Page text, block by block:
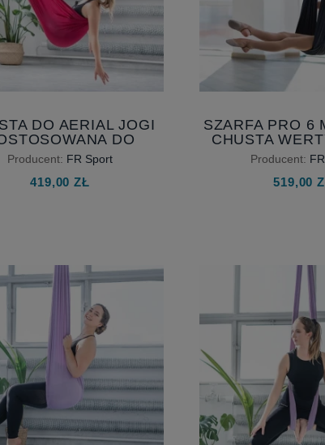
DO AERIAL JOGI
DO
POTRZEB -
HAMAK DO JOGI
DLA CIEBIE
Producent: FR Sport
419,00 ZŁ
SZARFA PRO 6
CHUSTA
ZESTAW
DZIECI 6M
Producent:
519,00